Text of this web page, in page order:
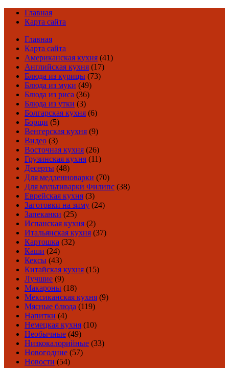
Главная
Карта сайта
Главная
Карта сайта
Американская кухня (41)
Английская кухня (17)
Блюда из курицы (73)
Блюда из муки (49)
Блюда из риса (36)
Блюда из утки (3)
Болгарская кухня (6)
Борщи (5)
Венгерская кухня (9)
Видео (3)
Восточная кухня (26)
Грузинская кухня (11)
Десерты (48)
Для медленноварки (70)
Для мультиварки Филипс (38)
Еврейская кухня (3)
Заготовки на зиму (24)
Запеканки (25)
Испанская кухня (2)
Итальянская кухня (37)
Картошка (32)
Каши (24)
Кексы (43)
Китайская кухня (15)
Лучшие (9)
Макароны (18)
Мексиканская кухня (9)
Мясные блюда (119)
Напитки (4)
Немецкая кухня (10)
Необычные (49)
Низкокалорийные (33)
Новогодние (57)
Новости (54)